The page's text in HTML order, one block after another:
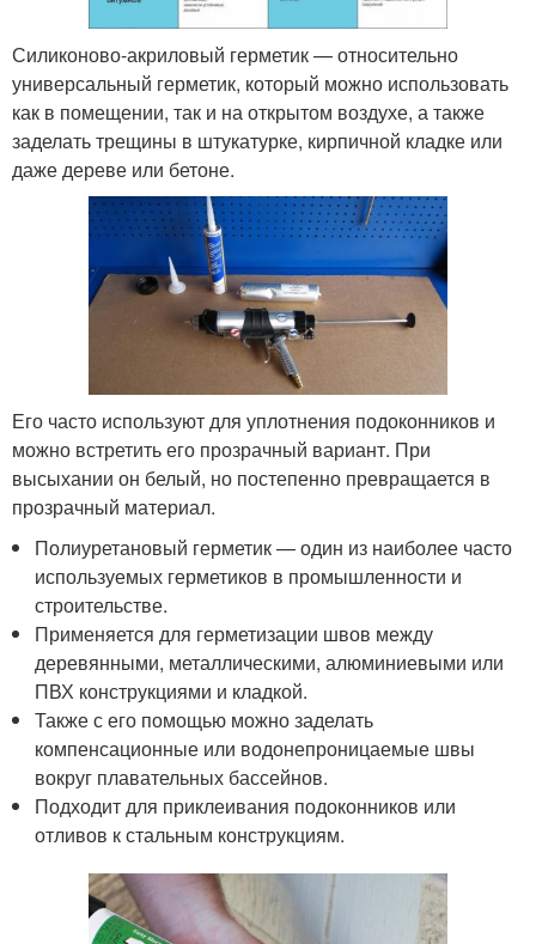
Силиконово-акриловый герметик — относительно
универсальный герметик, который можно использовать
как в помещении, так и на открытом воздухе, а также
заделать трещины в штукатурке, кирпичной кладке или
даже дереве или бетоне.
Его часто используют для уплотнения подоконников и
можно встретить его прозрачный вариант. При
высыхании он белый, но постепенно превращается в
прозрачный материал.
Полиуретановый герметик — один из наиболее часто
используемых герметиков в промышленности и
строительстве.
Применяется для герметизации швов между
деревянными, металлическими, алюминиевыми или
ПВХ конструкциями и кладкой.
Также с его помощью можно заделать
компенсационные или водонепроницаемые швы
вокруг плавательных бассейнов.
Подходит для приклеивания подоконников или
отливов к стальным конструкциям.